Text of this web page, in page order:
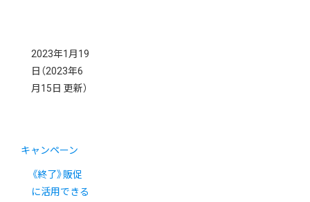
2023年1月19
日 （2023年6
月15日 更新）
キャンペーン
《終了》販促
に活用できる